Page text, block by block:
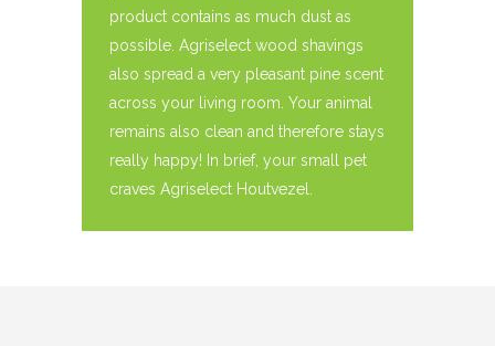
product contains as much dust as
possible. Agriselect wood shavings
also spread a very pleasant pine scent
across your living room. Your animal
remains also clean and therefore stays
really happy! In brief, your small pet
craves Agriselect Houtvezel.